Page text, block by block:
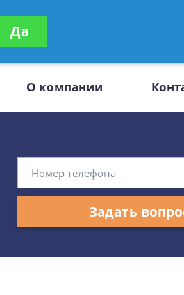
бесплатно
О компании
Задать
Да